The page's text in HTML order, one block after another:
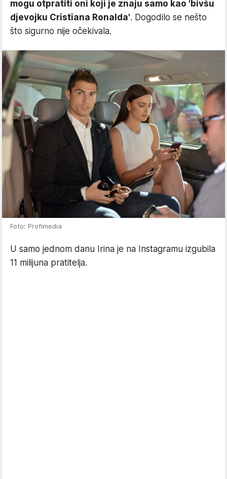
mogu otpratiti oni koji je znaju samo kao 'bivšu
djevojku Cristiana Ronalda'. Dogodilo se nešto
što sigurno nije očekivala.
Foto: Profimedia
U samo jednom danu Irina je na Instagramu izgubila
11 milijuna pratitelja.